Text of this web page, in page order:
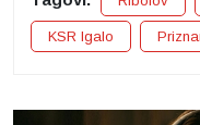
KSR Igalo